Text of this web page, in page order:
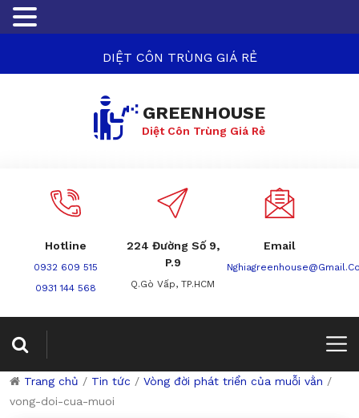
DIỆT CÔN TRÙNG GIÁ RẺ
GREENHOUSE
Diệt Côn Trùng Giá Rẻ
Hotline
0932 609 515
0931 144 568
224 Đường Số 9,
P.9
Q.Gò Vấp, TP.HCM
Email
Trang chủ / Tin tức / Vòng đời phát triển của muỗi vằn /
vong-doi-cua-muoi